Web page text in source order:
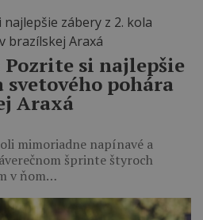
si najlepšie
svetového pohára
Araxá
mimoriadne napínavé a
šprinte štyroch
v ňom…